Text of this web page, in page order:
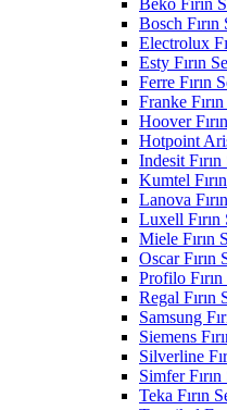
Beko Fırın
Bosch Fırın
Electrolux
Esty Fırın
Ferre Fırın
Franke
Hoover
Hotpoint
Indesit
Kumtel
Lanova
Luxell Fırın
Miele Fırın
Oscar Fırın
Profilo
Regal Fırın
Samsung
Siemens
Silverline
Simfer
Teka Fırın